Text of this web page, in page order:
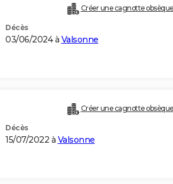
Créer une cagnotte
Décès
03/06/2024 à Valsonne
Créer une cagnotte
Décès
15/07/2022 à Valsonne